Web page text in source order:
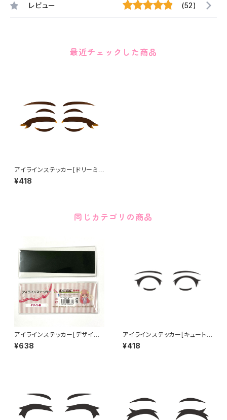
レビュー (52)
最近チェックした商品
アイラインステッカー[ドリーミ
ー] Eye line sticker DREAM
Y
¥418
同じカテゴリの商品
アイラインステッカー[デザイン
無] Eye line sticker NO DES
IGN
¥638
アイラインステッカー[キュート]
Eye line sticker CUTE
¥418